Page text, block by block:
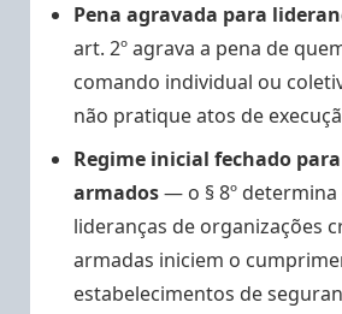
Pena agravada para
art. 2º agrava a pena de
comando individual ou
não pratique atos de
Regime inicial fechado
armados— o § 8º determina
lideranças de organizações
armadas iniciem o
estabelecimentos de